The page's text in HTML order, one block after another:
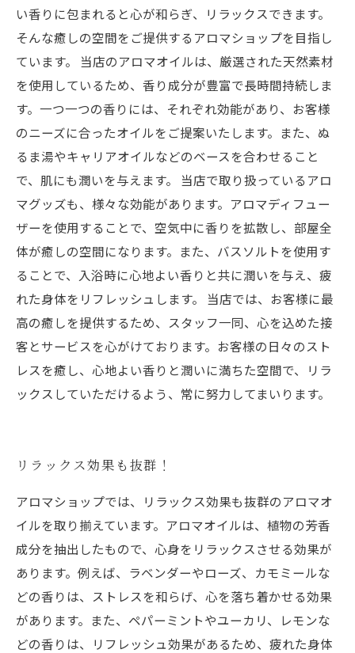
い香りに包まれると心が和らぎ、リラックスできます。
そんな癒しの空間をご提供するアロマショップを目指し
ています。 当店のアロマオイルは、厳選された天然素材
を使用しているため、香り成分が豊富で長時間持続しま
す。一つ一つの香りには、それぞれ効能があり、お客様
のニーズに合ったオイルをご提案いたします。また、ぬ
るま湯やキャリアオイルなどのベースを合わせること
で、肌にも潤いを与えます。 当店で取り扱っているアロ
マグッズも、様々な効能があります。アロマディフュー
ザーを使用することで、空気中に香りを拡散し、部屋全
体が癒しの空間になります。また、バスソルトを使用す
ることで、入浴時に心地よい香りと共に潤いを与え、疲
れた身体をリフレッシュします。 当店では、お客様に最
高の癒しを提供するため、スタッフ一同、心を込めた接
客とサービスを心がけております。お客様の日々のスト
レスを癒し、心地よい香りと潤いに満ちた空間で、リラ
ックスしていただけるよう、常に努力してまいります。
リラックス効果も抜群！
アロマショップでは、リラックス効果も抜群のアロマオ
イルを取り揃えています。アロマオイルは、植物の芳香
成分を抽出したもので、心身をリラックスさせる効果が
あります。例えば、ラベンダーやローズ、カモミールな
どの香りは、ストレスを和らげ、心を落ち着かせる効果
があります。また、ペパーミントやユーカリ、レモンな
どの香りは、リフレッシュ効果があるため、疲れた身体